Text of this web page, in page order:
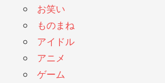
お笑い
ものまね
アイドル
アニメ
ゲーム